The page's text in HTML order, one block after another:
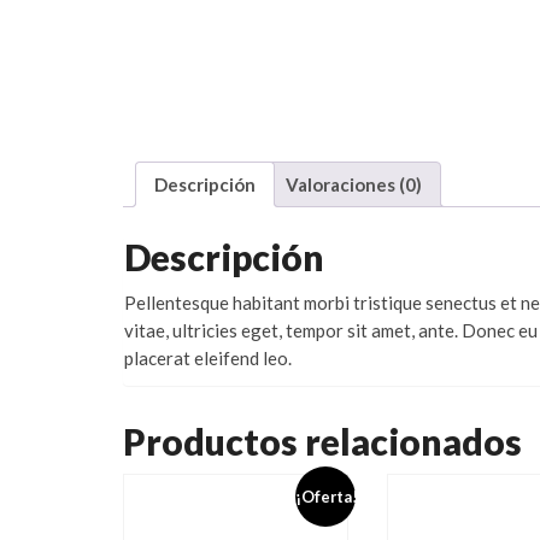
Descripción Valoraciones (0)
Descripción
Pellentesque habitant morbi tristique senectus et
vitae, ultricies eget, tempor sit amet, ante. Donec
placerat eleifend leo.
Productos relacionados
¡Oferta!